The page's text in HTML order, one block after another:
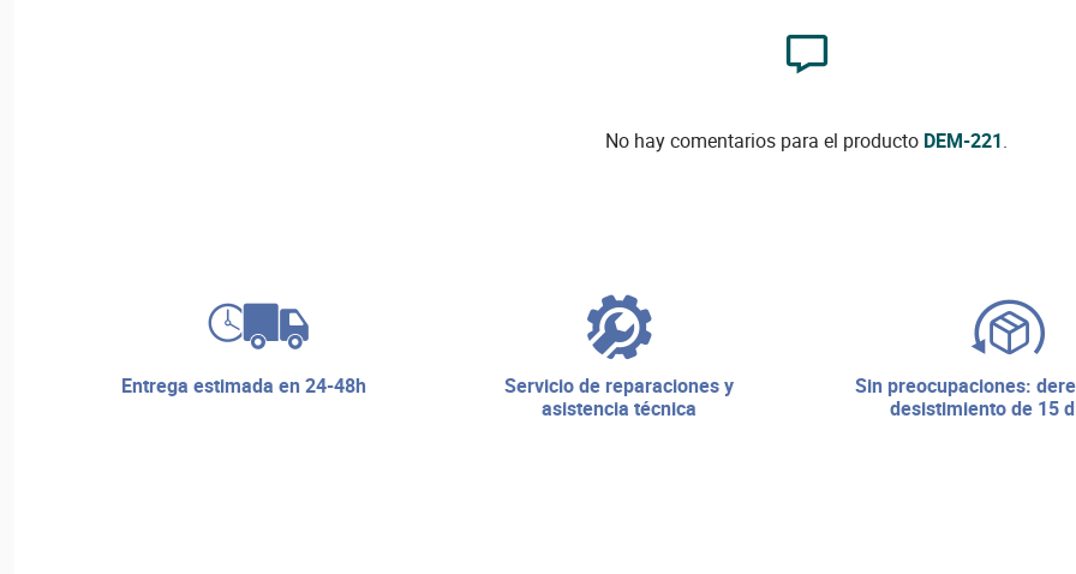
No hay comentarios para el producto DEM-221.
entrega estimada en 24-48h
servicio de reparaciones y
asistencia técnica
sin preocupaciones: derecho de
desistimiento de 15